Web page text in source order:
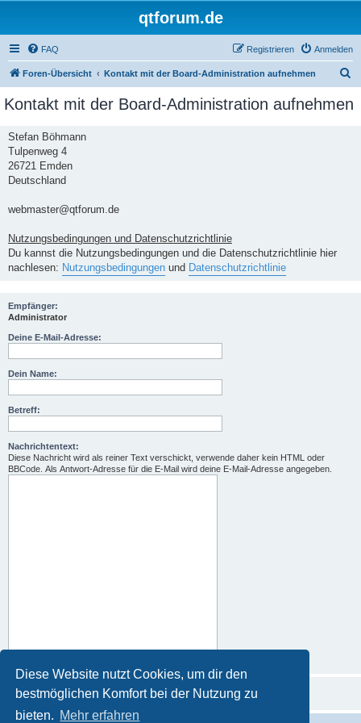
Diese Website nutzt Cookies, um dir den
bestmöglichen Komfort bei der Nutzung zu
bieten. Mehr erfahren
qtforum.de
FAQ Anmelden
Registrieren
Foren-Übersicht Kontakt mit der Board-Administration aufnehmen
c
Kontakt mit der Board-Administration aufnehmen
Stefan Böhmann
Tulpenweg 4
26721 Emden
Deutschland
webmaster@qtforum.de
Nutzungsbedingungen und Datenschutzrichtlinie
Du kannst die Nutzungsbedingungen und die Datenschutzrichtlinie hier
nachlesen: Nutzungsbedingungen und Datenschutzrichtlinie
Empfänger:
Administrator
Deine E-Mail-Adresse:
Dein Name:
Betreff:
Nachrichtentext:
Diese Nachricht wird als reiner Text verschickt, verwende daher kein HTML oder
BBCode. Als Antwort-Adresse für die E-Mail wird deine E-Mail-Adresse angegeben.